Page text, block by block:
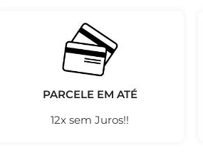
PARCELE EM ATÉ
12x sem Juros!!